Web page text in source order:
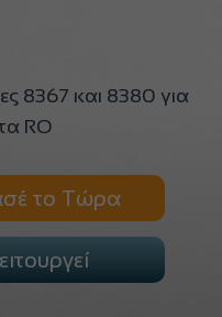
8367 και 8380 για
RO
το Τώρα